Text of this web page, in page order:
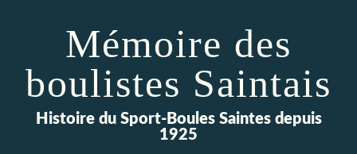
Mémoire des
boulistes Saintais
Histoire du Sport-Boules Saintes depuis
1925